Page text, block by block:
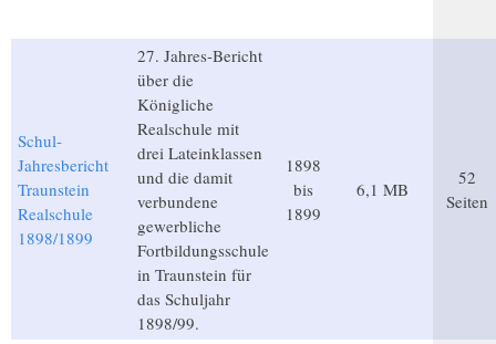
Schul-
Jahresbericht
Traunstein
Realschule
1898/1899
27. Jahres-Bericht
über die
Königliche
Realschule mit
drei Lateinklassen
und die damit
verbundene
gewerbliche
Fortbildungsschule
in Traunstein für
das Schuljahr
1898/99.
1898
bis
1899
6,1 MB
52
Seiten